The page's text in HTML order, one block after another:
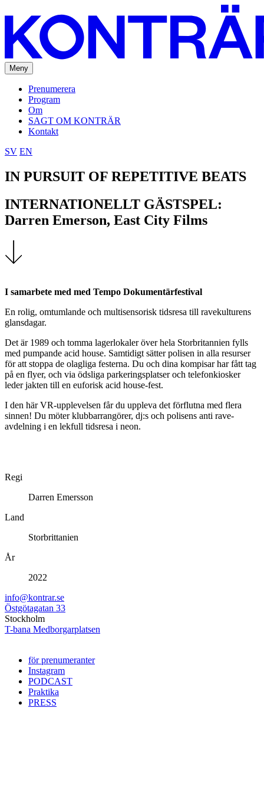
Meny
Prenumerera
Program
Om
SAGT OM KONTRÄR
Kontakt
SV EN
IN PURSUIT OF REPETITIVE BEATS
INTERNATIONELLT GÄSTSPEL:
Darren Emerson, East City Films
I samarbete med med Tempo Dokumentärfestival
En rolig, omtumlande och multisensorisk tidsresa till ravekulturens
glansdagar.
Det är 1989 och tomma lagerlokaler över hela Storbritannien fylls
med pumpande acid house. Samtidigt sätter polisen in alla resurser
för att stoppa de olagliga festerna. Du och dina kompisar har fått tag
på en flyer, och via ödsliga parkeringsplatser och telefonkiosker
leder jakten till en euforisk acid house-fest.
I den här VR-upplevelsen får du uppleva det förflutna med flera
sinnen! Du möter klubbarrangörer, dj:s och polisens anti rave-
avdelning i en lekfull tidsresa i neon.
Regi
Darren Emersson
Land
Storbrittanien
År
2022
info@kontrar.se
Östgötagatan 33
Stockholm
T-bana Medborgarplatsen
för prenumeranter
Instagram
PODCAST
Praktika
PRESS